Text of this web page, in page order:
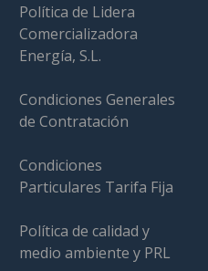
Política de Lidera
Comercializadora
Energía, S.L.
Condiciones Generales
de Contratación
Condiciones
Particulares Tarifa Fija
Política de calidad y
medio ambiente y PRL